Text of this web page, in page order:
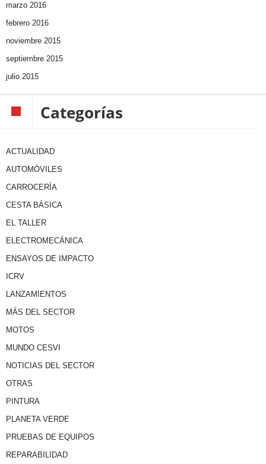
marzo 2016
febrero 2016
noviembre 2015
septiembre 2015
julio 2015
Categorías
ACTUALIDAD
AUTOMÓVILES
CARROCERÍA
CESTA BÁSICA
EL TALLER
ELECTROMECÁNICA
ENSAYOS DE IMPACTO
ICRV
LANZAMIENTOS
MÁS DEL SECTOR
MOTOS
MUNDO CESVI
NOTICIAS DEL SECTOR
OTRAS
PINTURA
PLANETA VERDE
PRUEBAS DE EQUIPOS
REPARABILIDAD